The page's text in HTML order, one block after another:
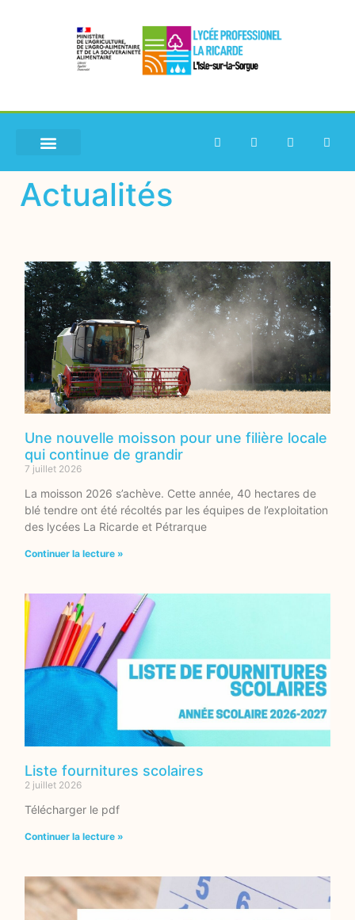
Actualités
Une nouvelle moisson pour une filière locale
qui continue de grandir
7 juillet 2026
La moisson 2026 s’achève. Cette année, 40 hectares de
blé tendre ont été récoltés par les équipes de l’exploitation
des lycées La Ricarde et Pétrarque
Continuer la lecture »
Liste fournitures scolaires
2 juillet 2026
Télécharger le pdf
Continuer la lecture »